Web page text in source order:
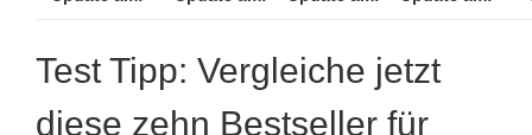
Test Tipp: Vergleiche jetzt
diese zehn Bestseller für